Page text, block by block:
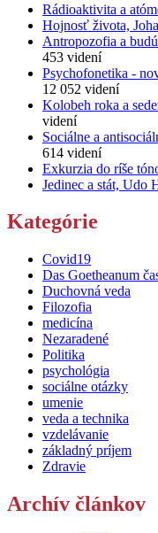
Rádioaktivita a
Hojnosť života,
Antropozofia a
453 videní
Psychofonetika -
12 052 videní
Kolobeh roka a
videní
Sociálne a
614 videní
Exkurzia do ríše
Jedinec a stát, Udo
Kategórie
Covid19
Das Goetheanum
Duchovná veda
Filozofia
medicína
Nezaradené
Politika
psychológia
sociálne otázky
umenie
veda a technika
vzdelávanie
základný príjem
Zdravie
Archív článkov